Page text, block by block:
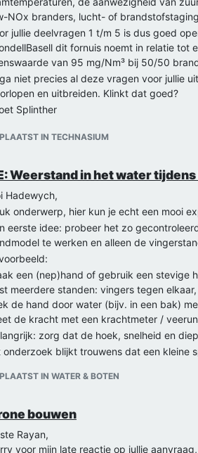
NOx branders, lucht- of
jullie deelvragen 1 t/m 5 is dus goed
dit fornuis noemt in relatie
van 95 mg/Nm³ bij 50/50
niet precies al deze vragen voor jullie
en uitbreiden. Klinkt dat goed?
Splinther
IN TECHNASIUM
Weerstand in het water
Hadewych,
onderwerp, hier kun je echt een mooi
eerste idee: probeer het zo
te werken en alleen de
een (nep)hand of gebruik een stevige
meerdere standen: vingers tegen
de hand door water (bijv. in een bak)
de kracht met een krachtmeter /
zorg dat de hoek, snelheid en
onderzoek blijkt trouwens dat een kleine
Splinther
IN WATER & BOTEN
bouwen
Rayan,
voor mijn late reactie op jullie